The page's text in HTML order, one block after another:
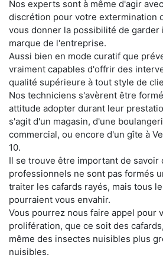
Nos experts sont à même d'agir
discrétion pour votre extermination
vous donner la possibilité de garder
marque de l'entreprise.
Aussi bien en mode curatif que
vraiment capables d'offrir des
qualité supérieure à tout style de
Nos techniciens s'avèrent être
attitude adopter durant leur
s'agit d'un magasin, d'une
commercial, ou encore d'un gîte à
10.
Il se trouve être important de savoir
professionnels ne sont pas formés
traiter les cafards rayés, mais tous
pourraient vous envahir.
Vous pourrez nous faire appel pour
prolifération, que ce soit des
même des insectes nuisibles plus
nuisibles.